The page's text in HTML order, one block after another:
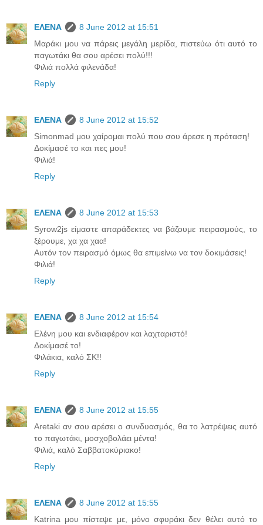
ΕΛΕΝΑ
8 June 2012 at 15:51
Μαράκι μου να πάρεις μεγάλη μερίδα, πιστεύω ότι αυτό το
παγωτάκι θα σου αρέσει πολύ!!!
Φιλιά πολλά φιλενάδα!
Reply
ΕΛΕΝΑ
8 June 2012 at 15:52
Simonmad μου χαίρομαι πολύ που σου άρεσε η πρόταση!
Δοκίμασέ το και πες μου!
Φιλιά!
Reply
ΕΛΕΝΑ
8 June 2012 at 15:53
Syrow2js είμαστε απαράδεκτες να βάζουμε πειρασμούς, το
ξέρουμε, χα χα χαα!
Αυτόν τον πειρασμό όμως θα επιμείνω να τον δοκιμάσεις!
Φιλιά!
Reply
ΕΛΕΝΑ
8 June 2012 at 15:54
Ελένη μου και ενδιαφέρον και λαχταριστό!
Δοκίμασέ το!
Φιλάκια, καλό ΣΚ!!
Reply
ΕΛΕΝΑ
8 June 2012 at 15:55
Aretaki αν σου αρέσει ο συνδυασμός, θα το λατρέψεις αυτό
το παγωτάκι, μοσχοβολάει μέντα!
Φιλιά, καλό Σαββατοκύριακο!
Reply
ΕΛΕΝΑ
8 June 2012 at 15:55
Katrina μου πίστεψε με, μόνο σφυράκι δεν θέλει αυτό το